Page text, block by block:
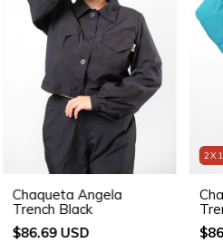
Chaqueta Angela
Trench Black
$86.69 USD